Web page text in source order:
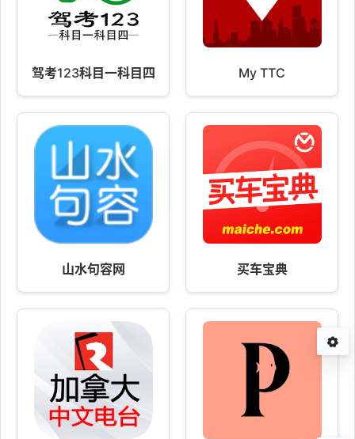
驾考123科目一科目四 My TTC
山水句容网 买车宝典